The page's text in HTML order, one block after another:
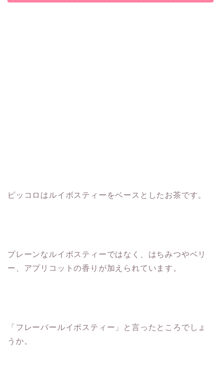
ピッコロはルイボスティーをベースとしたお茶です。
プレーンなルイボスティーではなく、はちみつやベリ
ー、アプリコットの香りが加えられています。
「フレーバールイボスティー」と言ったところでしょ
うか。